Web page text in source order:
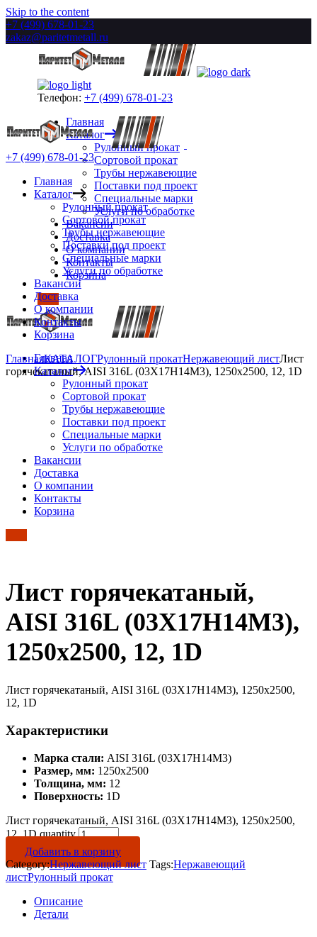
Skip to the content
+7 (499) 678-01-23
zakaz@paritetmetall.ru
Телефон: +7 (499) 678-01-23
Главная
Каталог
Рулонный прокат
Сортовой прокат
Трубы нержавеющие
Поставки под проект
Специальные марки
Услуги по обработке
Вакансии
Доставка
О компании
Контакты
Корзина
Главная
Каталог
Рулонный прокат
Сортовой прокат
Трубы нержавеющие
Поставки под проект
Специальные марки
Услуги по обработке
Вакансии
Доставка
О компании
Контакты
Корзина
+7 (499) 678-01-23
Главная
Каталог
Рулонный прокат
Сортовой прокат
Трубы нержавеющие
Поставки под проект
Специальные марки
Услуги по обработке
Вакансии
Доставка
О компании
Контакты
Корзина
ГлавнаяКАТАЛОГРулонный прокатНержавеющий листЛист
горячекатаный, AISI 316L (03Х17Н14М3), 1250х2500, 12, 1D
Лист горячекатаный,
AISI 316L (03Х17Н14М3),
1250х2500, 12, 1D
Лист горячекатаный, AISI 316L (03Х17Н14М3), 1250х2500,
12, 1D
Характеристики
Марка стали: AISI 316L (03Х17Н14М3)
Размер, мм: 1250х2500
Толщина, мм: 12
Поверхность: 1D
Лист горячекатаный, AISI 316L (03Х17Н14М3), 1250х2500,
12, 1D quantity
Добавить в корзину
Category:Нержавеющий лист Tags:Нержавеющий
листРулонный прокат
Описание
Детали